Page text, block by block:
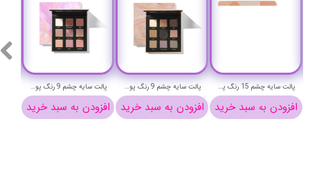
پالت سایه چشم 9 رنگ پودایر مدل Polar light
افزودن به سبد خرید
پالت سایه چشم 9 رنگ پودایر مدل Rock Stratum
افزودن به سبد خرید
پالت سایه چشم 15 رنگ پودایر مدل Sweet Orange
افزودن به سبد خرید